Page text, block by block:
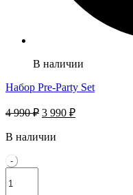
В наличии
Набор Pre-Party Set
4 990₽ Первоначальная
составляла
3 990 ₽Текущая
В наличии
Quantity
-